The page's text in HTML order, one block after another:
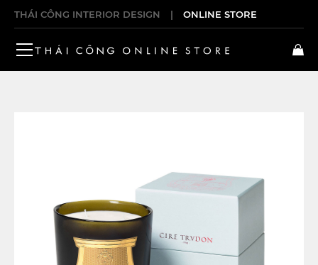
THÁI CÔNG INTERIOR DESIGN | ONLINE STORE